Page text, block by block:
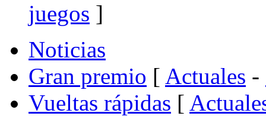
juegos ]
Noticias
Gran premio [ Actuales -
Vueltas rápidas [